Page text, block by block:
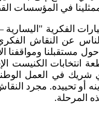
في المؤسسات
الفكرية "اليسارية
عن النقاش
مستقبلنا ومواقفنا
انتخابات الكنيست
شريك في العمل
أو تحييده. مجرد
المرحلة.